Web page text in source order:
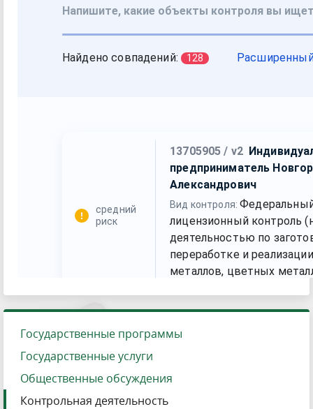
Государственные программы
Государственные услуги
Общественные обсуждения
Контрольная деятельность